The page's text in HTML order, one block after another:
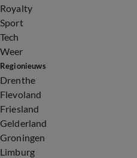
Royalty
Sport
Tech
Weer
Regionieuws
Drenthe
Flevoland
Friesland
Gelderland
Groningen
Limburg